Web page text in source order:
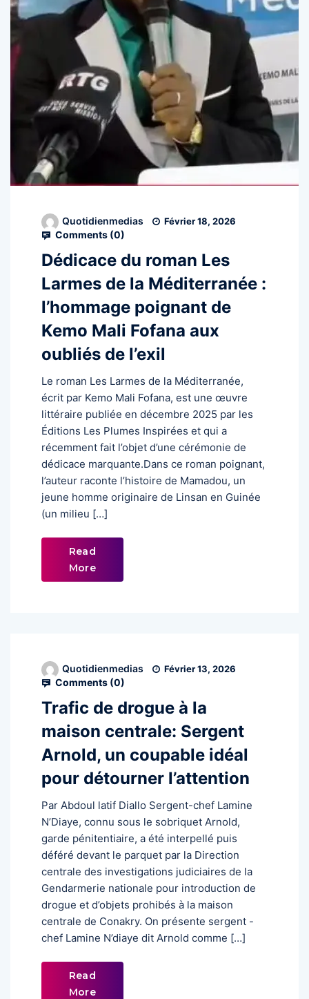
Quotidienmedias Février 18, 2026
Comments (0)
Dédicace du roman Les
Larmes de la Méditerranée :
l’hommage poignant de
Kemo Mali Fofana aux
oubliés de l’exil
Le roman Les Larmes de la Méditerranée,
écrit par Kemo Mali Fofana, est une œuvre
littéraire publiée en décembre 2025 par les
Éditions Les Plumes Inspirées et qui a
récemment fait l’objet d’une cérémonie de
dédicace marquante.Dans ce roman poignant,
l’auteur raconte l’histoire de Mamadou, un
jeune homme originaire de Linsan en Guinée
(un milieu […]
Read
More
Quotidienmedias Février 13, 2026
Comments (0)
Trafic de drogue à la
maison centrale: Sergent
Arnold, un coupable idéal
pour détourner l’attention
Par Abdoul latif Diallo Sergent-chef Lamine
N’Diaye, connu sous le sobriquet Arnold,
garde pénitentiaire, a été interpellé puis
déféré devant le parquet par la Direction
centrale des investigations judiciaires de la
Gendarmerie nationale pour introduction de
drogue et d’objets prohibés à la maison
centrale de Conakry. On présente sergent -
chef Lamine N’diaye dit Arnold comme […]
Read
More